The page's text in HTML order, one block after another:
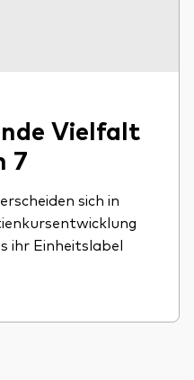
Vielfalt
7
sich in
ihr Einheitslabel